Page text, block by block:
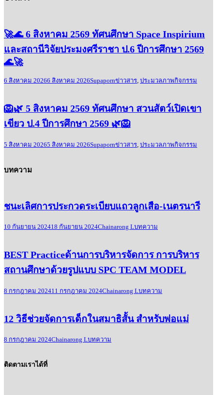
🚀🌊 6 สิงหาคม 2569 ทัศนศึกษา Space Inspirium
และสถานีวิจัยประมงศรีราชา ป.6 ปีการศึกษา 2569
🌊🚀
6 สิงหาคม 20266 สิงหาคม 2026Supapornข่าวสาร, ประมวลภาพกิจกรรม
🦁🌿 5 สิงหาคม 2569 ทัศนศึกษา สวนสัตว์เปิดเขา
เขียว ป.4 ปีการศึกษา 2569 🌿🦁
5 สิงหาคม 20265 สิงหาคม 2026Supapornข่าวสาร ประมวลภาพกิจกรรม
บทความ
ชนะเลิศการประกวดระเบียบแถวลูกเสือ-เนตรนารี
10 กันยายน 202418 กันยายน 2024Chainarong Lบทความ
BEST Practiceด้านการบริหารจัดการ การบริหาร
สถานศึกษาด้วยรูปแบบ SPC TEAM MODEL
8 กรกฎาคม 202411 กรกฎาคม 2024Chainarong Lบทความ
12 วิธีช่วยจัดการเด็กในสมาธิสั้น สำหรับพ่อแม่
8 กรกฎาคม 2024Chainarong Lบทความ
ติดตามเราได้ที่